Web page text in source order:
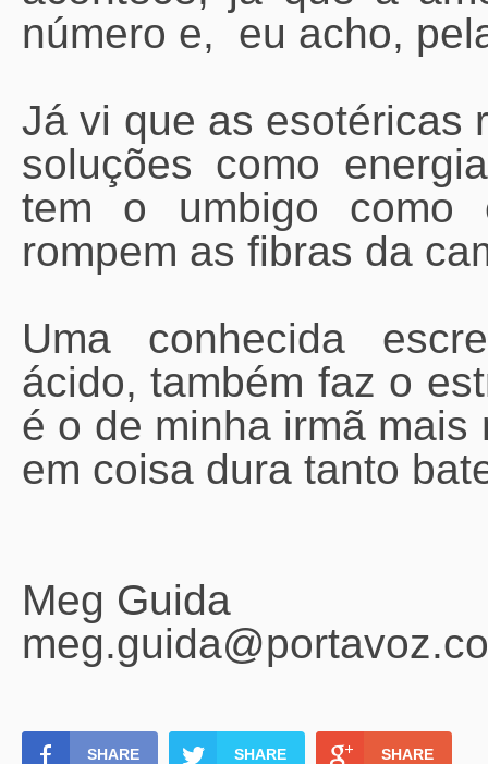
número e, eu acho,
Já vi que as esotéricas
soluções como
tem o umbigo como
rompem as fibras da
Uma conhecida
ácido, também faz o
é o de minha irmã
em coisa dura tanto
Meg Guida
SHARE SHARE SHARE